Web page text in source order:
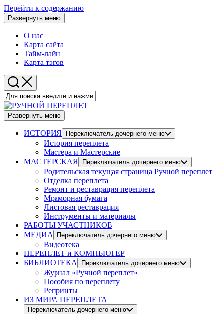
Перейти к содержанию
Развернуть меню
О нас
Карта сайта
Тайм-лайн
Карта тэгов
Развернуть меню
ИСТОРИЯ Переключатель дочернего меню
История переплета
Мастера и Мастерские
МАСТЕРСКАЯ
Переключатель дочернего меню
Родительская текущая страница Ручной переплет
Отделка переплета
Ремонт и реставрация переплета
Мраморная бумага
Листовая реставрация
Инструменты и материалы
РАБОТЫ УЧАСТНИКОВ
МЕДИА
Переключатель дочернего меню
Видеотека
ПЕРЕПЛЕТ и КОМПЬЮТЕР
БИБЛИОТЕКА
Переключатель дочернего меню
Журнал «Ручной переплет»
Пособия по переплету
Репринты
ИЗ МИРА ПЕРЕПЛЕТА
Переключатель дочернего меню